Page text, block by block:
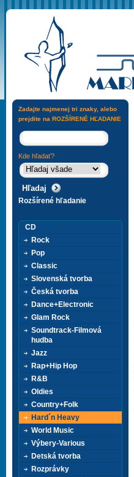
Zadajte najmenej tri znaky, alebo
prejdite na ROZŠÍRENÉ HĽADANIE
Kde hľadať?
Rozšírené hľadanie
CD
Rock
Pop
Classic
Slovenská tvorba
Česká tvorba
Dance+Electronic
Glam Rock
Soundtrack-Filmová
hudba
Jazz
Rap+Hip Hop
R&B
Oldies
Country+Folk
Hard´n Heavy
World Music
Výbery-Various
Detská tvorba
Rozprávky